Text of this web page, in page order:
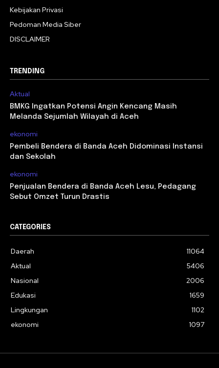
Kebijakan Privasi
Pedoman Media Siber
DISCLAIMER
TRENDING
Aktual
BMKG Ingatkan Potensi Angin Kencang Masih
Melanda Sejumlah Wilayah di Aceh
ekonomi
Pembeli Bendera di Banda Aceh Didominasi Instansi
dan Sekolah
ekonomi
Penjualan Bendera di Banda Aceh Lesu, Pedagang
Sebut Omzet Turun Drastis
CATEGORIES
Daerah
11064
Aktual
5406
Nasional
2006
Edukasi
1659
Lingkungan
1102
ekonomi
1097